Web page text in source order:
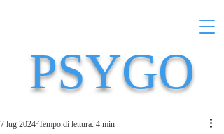
PSYGO
7 lug 2024 Tempo di lettura: 4 min